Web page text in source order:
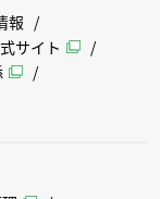
報
サイト